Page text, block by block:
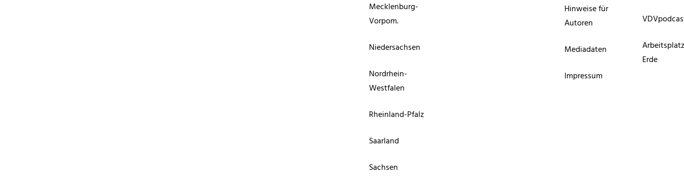
Mecklenburg-
Vorpom.
Niedersachsen
Nordrhein-
Westfalen
Rheinland-Pfalz
Saarland
Sachsen
Hinweise für
Autoren
Mediadaten
Impressum
Erde